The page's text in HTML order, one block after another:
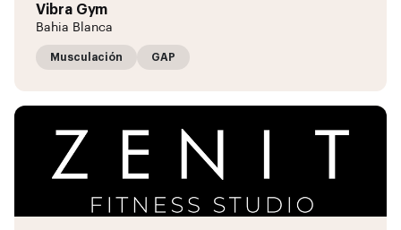
Vibra Gym
Bahia Blanca
Musculación GAP